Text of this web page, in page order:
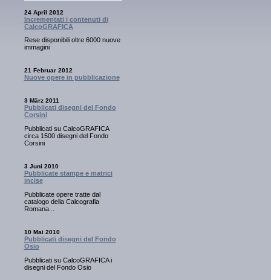
24 April 2012
Incrementati i contenuti di
CalcoGRAFICA
Rese disponibili oltre 6000 nuove
immagini
21 Februar 2012
Nuove opere in pubblicazione
3 März 2011
Pubblicati disegni del Fondo
Corsini
Pubblicati su CalcoGRAFICA
circa 1500 disegni del Fondo
Corsini
3 Juni 2010
Pubblicate stampe e matrici
incise
Pubblicate opere tratte dal
catalogo della Calcografia
Romana...
10 Mai 2010
Pubblicati disegni del Fondo
Osio
Pubblicati su CalcoGRAFICA i
disegni del Fondo Osio